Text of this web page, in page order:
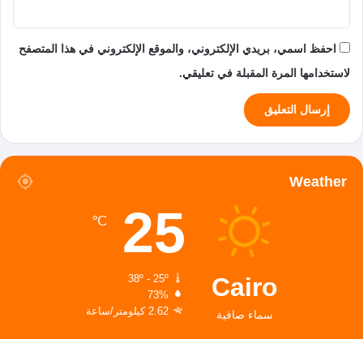
احفظ اسمي، بريدي الإلكتروني، والموقع الإلكتروني في هذا المتصفح
لاستخدامها المرة المقبلة في تعليقي.
Weather
Cairo
سماء صافية
25
℃
38º - 25º
73%
2.62 كيلومتر/ساعة